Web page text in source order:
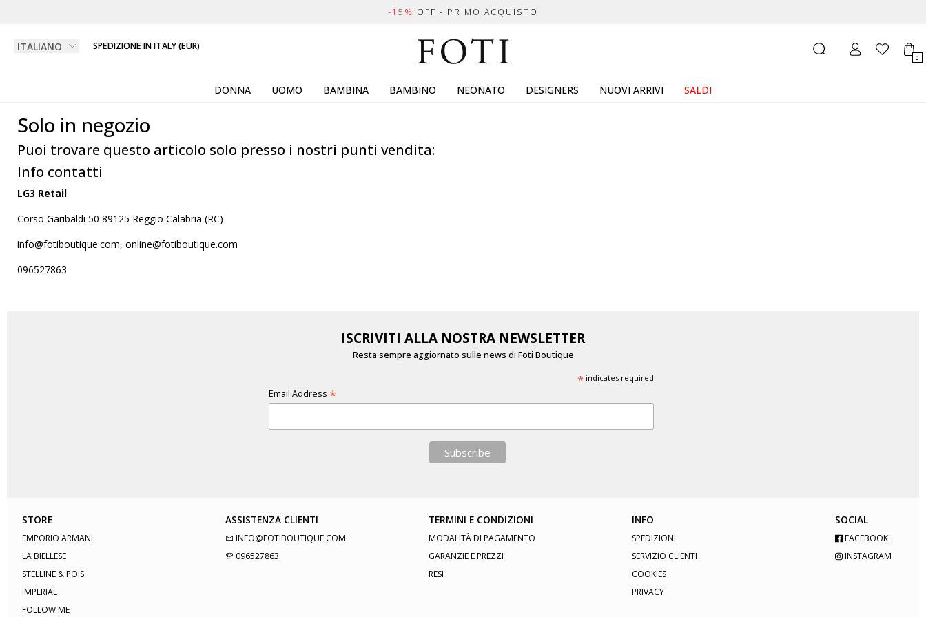
-15% OFF - PRIMO ACQUISTO
SPEDIZIONE IN ITALY (EUR)
0
DONNA UOMO BAMBINA BAMBINO NEONATO DESIGNERS NUOVI ARRIVI SALDI
Solo in negozio
Puoi trovare questo articolo solo presso i nostri punti vendita:
Info contatti
LG3 Retail
Corso Garibaldi 50 89125 Reggio Calabria (RC)
info@fotiboutique.com, online@fotiboutique.com
096527863
ISCRIVITI ALLA NOSTRA NEWSLETTER
Resta sempre aggiornato sulle news di Foti Boutique
*indicates required
Email Address *
STORE
EMPORIO ARMANI
LA BIELLESE
STELLINE & POIS
IMPERIAL
FOLLOW ME
ASSISTENZA CLIENTI
INFO@FOTIBOUTIQUE.COM
096527863
TERMINI E CONDIZIONI
MODALITÀ DI PAGAMENTO
GARANZIE E PREZZI
RESI
INFO
SPEDIZIONI
SERVIZIO CLIENTI
COOKIES
PRIVACY
SOCIAL
FACEBOOK
INSTAGRAM